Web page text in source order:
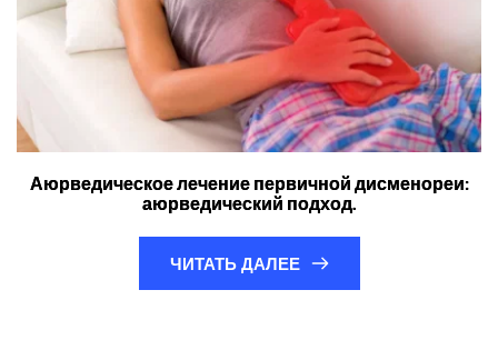
Аюрведическое лечение первичной дисменореи:
аюрведический подход.
ЧИТАТЬ ДАЛЕЕ